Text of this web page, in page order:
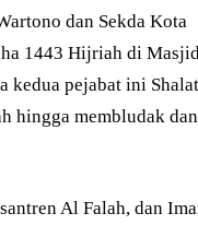
dan Sekda Kota
1443 Hijriah di
kedua pejabat ini Shalat
hingga membludak dan
Al Falah, dan